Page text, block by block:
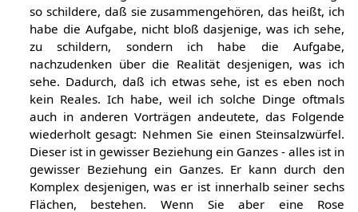
so schildere, daß sie zusammengehören, das heißt, ich
habe die Aufgabe, nicht bloß dasjenige, was ich sehe,
zu schildern, sondern ich habe die Aufgabe,
nachzudenken über die Realität desjenigen, was ich
sehe. Dadurch, daß ich etwas sehe, ist es eben noch
kein Reales. Ich habe, weil ich solche Dinge oftmals
auch in anderen Vorträgen andeutete, das Folgende
wiederholt gesagt: Nehmen Sie einen Steinsalzwürfel.
Dieser ist in gewisser Beziehung ein Ganzes - alles ist in
gewisser Beziehung ein Ganzes. Er kann durch den
Komplex desjenigen, was er ist innerhalb seiner sechs
Flächen, bestehen. Wenn Sie aber eine Rose